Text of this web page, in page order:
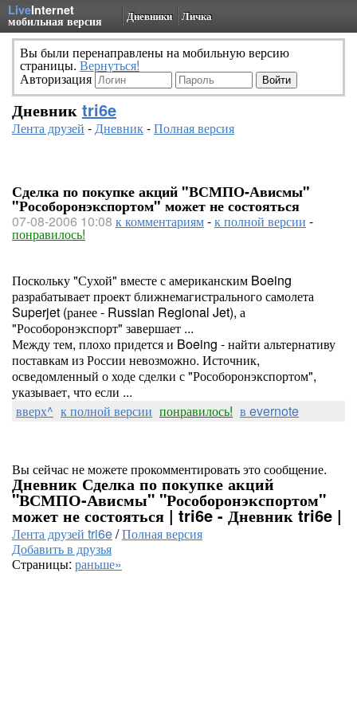
LiveInternet
мобильная версия Дневники Личка
Вы были перенаправлены на мобильную версию
страницы. Вернуться!
Авторизация
Дневник tri6e
Лента друзей -Дневник-Полная версия
Сделка по покупке акций "ВСМПО-Ависмы"
"Рособоронэкспортом" может не состояться
07-08-2006 10:08 к комментариям-к полной версии -
понравилось!
Поскольку "Сухой" вместе с американским Boeing
разрабатывает проект ближнемагистрального самолета
Superjet (ранее - Russian Regional Jet), а
"Рособоронэкспорт" завершает ...
Между тем, плохо придется и Boeing - найти альтернативу
поставкам из России невозможно. Источник,
осведомленный о ходе сделки с "Рособоронэкспортом",
указывает, что если ...
вверх^ к полной версии понравилось! в evernote
Вы сейчас не можете прокомментировать это сообщение.
Дневник Сделка по покупке акций
"ВСМПО-Ависмы" "Рособоронэкспортом"
может не состояться | tri6e - Дневник tri6e |
Лента друзей tri6e/Полная версия
Добавить в друзья
Страницы: раньше»